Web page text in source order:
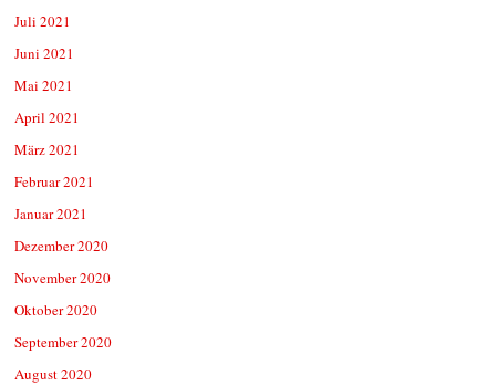
Juli 2021
Juni 2021
Mai 2021
April 2021
März 2021
Februar 2021
Januar 2021
Dezember 2020
November 2020
Oktober 2020
September 2020
August 2020